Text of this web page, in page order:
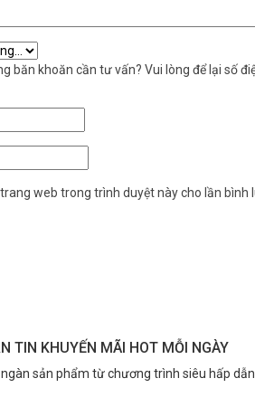
băn khoăn cần tư vấn? Vui lòng để lại số
web trong trình duyệt này cho lần bình
TIN KHUYẾN MÃI HOT MỖI NGÀY
sản phẩm từ chương trình siêu hấp dẫn